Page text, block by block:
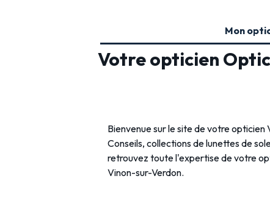
Mon
Votre opticien
Bienvenue sur le site de votre
Conseils, collections de lunettes de
retrouvez toute l'expertise de votre
Vinon-sur-Verdon.